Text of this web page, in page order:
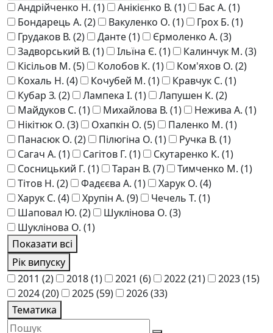
Андрійченко Н. (1) Анікієнко В. (1) Бас А. (1)
Бондарець А. (2) Вакуленко О. (1) Грох Б. (1)
Грудаков В. (2) Данте(1) Єрмоленко А. (3)
Задворський В. (1) Ільїна Є. (1) Калинчук М. (3)
Кісільов М. (5) Колобов К. (1) Ком'яхов О. (2)
Кохаль Н. (4) Кочубей М. (1) Кравчук С. (1)
Кубар З. (2) Лампека І. (1) Лапушен К. (2)
Майдуков С. (1) Михайлова В. (1) Нежива А. (1)
Нікітюк О. (3) Охапкін О. (5) Паленко М. (1)
Панасюк О. (2) Пілюгіна О. (1) Ручка В. (1)
Сагач А. (1) Сагітов Г. (1) Скутаренко К. (1)
Сосницький Г. (1) Таран В. (7) Тимченко М. (1)
Тітов Н. (2) Фадєєва А. (1) Харук О. (4)
Харук С. (4) Хрупін А. (9) Чечель Т. (1)
Шаповал Ю. (2) Шукліновa О. (3)
Шуклінова О. (1)
Показати всі
Рік випуску
2011 (2) 2018(1) 2021 (6) 2022(21) 2023(15)
2024(20) 2025(59) 2026(33)
Тематика